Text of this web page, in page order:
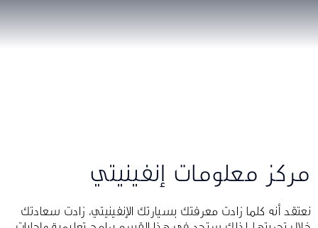
مركز معلومات إنفينيتي
نعتقد أنه كلما زادت معرفتك بسيارتك الإنفينيتي، زادت سعادتك